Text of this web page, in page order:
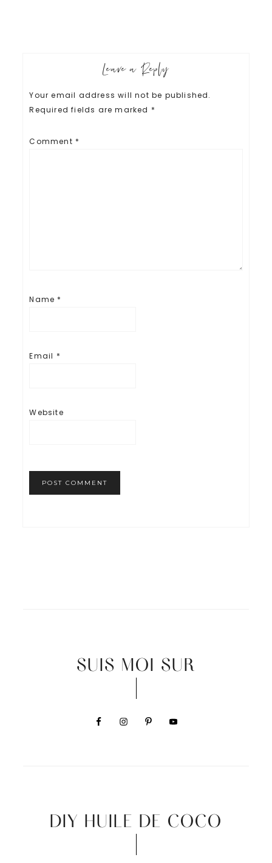
Leave a Reply
Your email address will not be published.
Required fields are marked *
Comment *
Name *
Email *
Website
SUIS MOI SUR
DIY HUILE DE COCO